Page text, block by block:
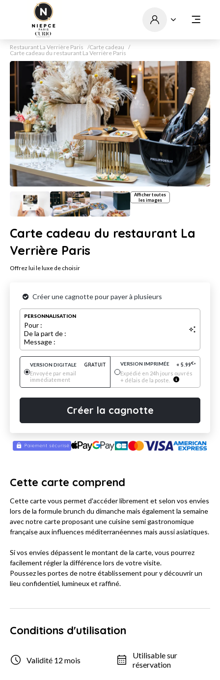
Restaurant La Verrière Paris
Carte cadeau
Carte cadeau du restaurant La Verrière Paris
Afficher toutes
les images
Carte cadeau du restaurant La
Verrière Paris
Offrez lui le luxe de choisir
Créer une cagnotte pour payer à plusieurs
PERSONNALISATION
Pour :
De la part de :
Message :
VERSION DIGITALE
GRATUIT
Envoyée par email
immédiatement
VERSION IMPRIMÉE + 5.99€*
Expédié en 24h jours ouvrés
+ délais de la poste.
Créer la cagnotte
Cette carte comprend
Cette carte vous permet d'accéder librement et selon vos envies
lors de la formule brunch du dimanche mais également la semaine
avec notre carte proposant une cuisine semi gastronomique
française aux influences méditerranéennes mais aussi asiatiques.
Si vos envies dépassent le montant de la carte, vous pourrez
facilement régler la différence lors de votre visite.
Poussez les portes de notre établissement pour y découvrir un
lieu confidentiel, lumineux et raffiné.
Conditions d'utilisation
Validité 12 mois
Utilisable sur
réservation